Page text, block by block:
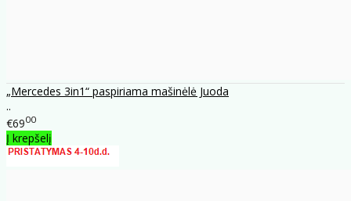
„Mercedes 3in1“ paspiriama mašinėlė Juoda
..
€6900
Į krepšelį